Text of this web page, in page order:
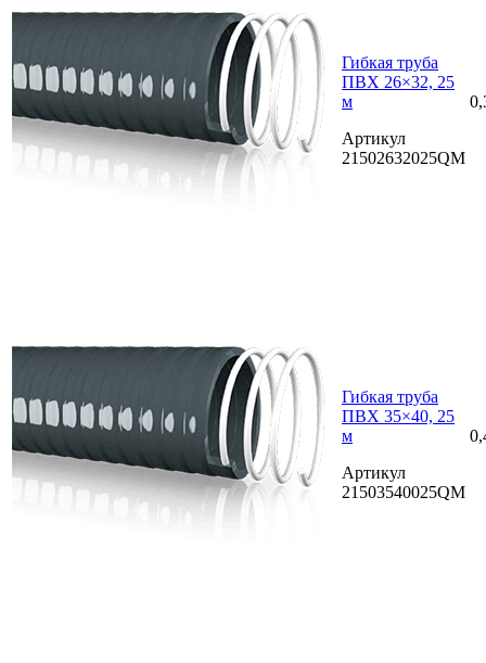
Гибкая труба
ПВХ 26×32, 25
м
Артикул
21502632025QM
Гибкая труба
ПВХ 35×40, 25
м
Артикул
21503540025QM